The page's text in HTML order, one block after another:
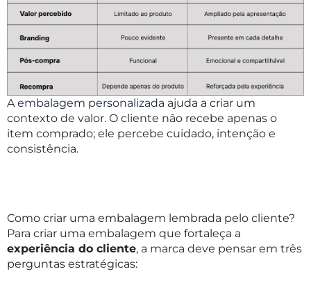
Aembalagem personalizada ajuda a criar um
contexto de valor. O cliente não recebe apenas o
item comprado; ele percebe cuidado, intenção e
consistência.
Como criar uma embalagem lembrada pelo cliente?
Para criar uma embalagem que fortaleça a
experiência do cliente, a marca deve pensar em três
perguntas estratégicas: